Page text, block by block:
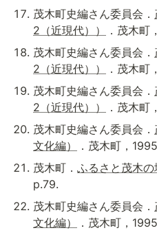
茂木町史編さん委員会．
2（近現代））
．茂木
茂木町史編さん委員会．
2（近現代））
．茂木
茂木町史編さん委員会．
2（近現代））
．茂木
茂木町史編さん委員会．
文化編）
．茂木町，
茂木町． ふるさと茂木
p.79.
茂木町史編さん委員会．
文化編）
．茂木町，